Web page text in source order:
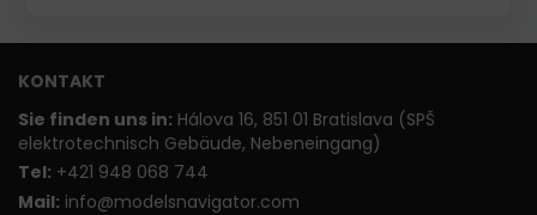
KONTAKT
Sie finden uns in: Hálova 16, 851 01 Bratislava (SPŠ
elektrotechnisch Gebäude, Nebeneingang)
Tel: +421 948 068 744
Mail: info@modelsnavigator.com